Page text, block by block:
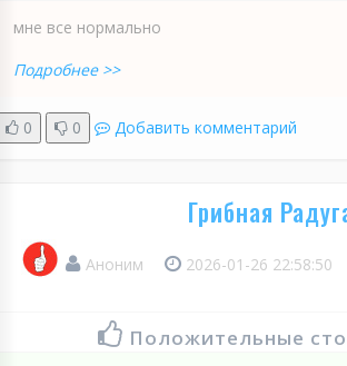
мне все нормально
Подробнее >>
0 0 Добавить комментарий
Грибная
Аноним 2026-01-26 22:58:50
Положительные